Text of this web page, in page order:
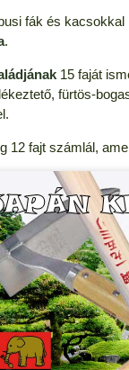
fák és
.
15 faját
fürtös-
12 fajt számlál,